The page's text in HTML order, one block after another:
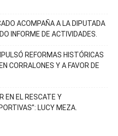
ACOMPAÑA A LA DIPUTADA
INFORME DE ACTIVIDADES.
REFORMAS HISTÓRICAS
CORRALONES Y A FAVOR DE
EN EL RESCATE Y
LUCY MEZA.